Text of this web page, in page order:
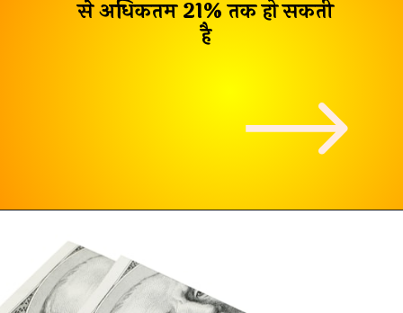
से अधिकतम 21%तक हो सकती
है